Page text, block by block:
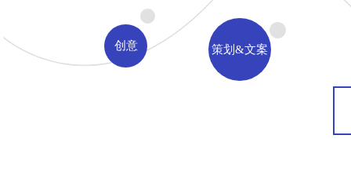
创意 策划&文案